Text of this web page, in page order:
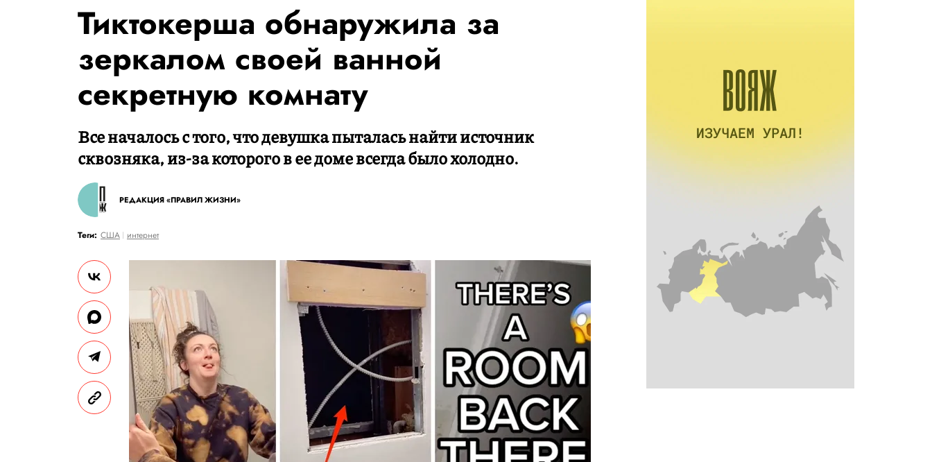
Тиктокерша обнаружила за
зеркалом своей ванной
секретную комнату
Все началось с того, что девушка пыталась найти источник
сквозняка, из-за которого в ее доме всегда было холодно.
РЕДАКЦИЯ «ПРАВИЛ ЖИЗНИ»
Теги: США интернет